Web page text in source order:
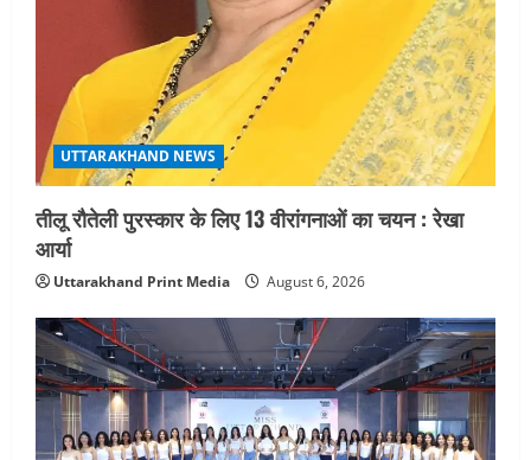
UTTARAKHAND NEWS
तीलू रौतेली पुरस्कार के लिए 13 वीरांगनाओं का चयन : रेखा
आर्या
Uttarakhand Print Media August 6, 2026